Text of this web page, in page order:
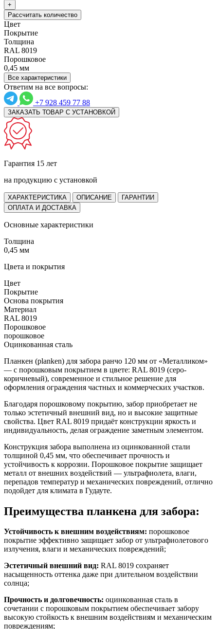
+
Рассчитать количество
Цвет
Покрытие
Толщина
RAL 8019
Порошковое
0,45 мм
Все характеристики
Ответим на все вопросы:
+7 928 459 77 88
ЗАКАЗАТЬ ТОВАР С УСТАНОВКОЙ
Гарантия 15 лет
на продукцию с установкой
ХАРАКТЕРИСТИКА ОПИСАНИЕ
ГАРАНТИИ
ОПЛАТА И ДОСТАВКА
Основные характеристики
Толщина
0,45 мм
Цвета и покрытия
Цвет
Покрытие
Основа покрытия
Материал
RAL 8019
Порошковое
порошковое
Оцинкованная сталь
Планкен (planken) для забора ранчо 120 мм от «Металликом»
— с порошковым покрытием в цвете: RAL 8019 (серо-
коричневый), современное и стильное решение для
оформления ограждения частных и коммерческих участков.
Благодаря порошковому покрытию, забор приобретает не
только эстетичный внешний вид, но и высокие защитные
свойства. Цвет RAL 8019 придаёт конструкции яркость и
индивидуальность, делая ограждение заметным элементом.
Конструкция забора выполнена из оцинкованной стали
толщиной 0,45 мм, что обеспечивает прочность и
устойчивость к коррозии. Порошковое покрытие защищает
металл от внешних воздействий — ультрафиолета, влаги,
перепадов температур и механических повреждений, отлично
подойдет для климата в Гудауте.
Преимущества планкена для забора:
Устойчивость к внешним воздействиям: порошковое
покрытие эффективно защищает забор от ультрафиолетового
излучения, влаги и механических повреждений;
Эстетичный внешний вид: RAL 8019 сохраняет
насыщенность оттенка даже при длительном воздействии
солнца;
Прочность и долговечность: оцинкованная сталь в
сочетании с порошковым покрытием обеспечивает забору
высокую стойкость к внешним воздействиям и механическим
повреждениям;